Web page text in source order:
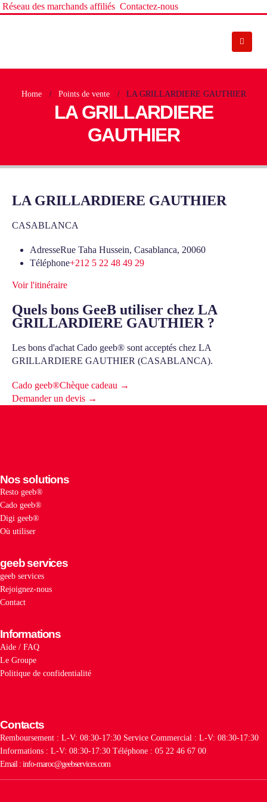
Réseau des marchands affiliés Contactez-nous
Home Points de vente LA GRILLARDIERE GAUTHIER
LA GRILLARDIERE
GAUTHIER
LA GRILLARDIERE GAUTHIER
CASABLANCA
AdresseRue Taha Hussein, Casablanca, 20060
Téléphone+212 5 22 48 49 29
Voir l'itinéraire
Quels bons GeeB utiliser chez LA
GRILLARDIERE GAUTHIER ?
Les bons d'achat Cado geeb® sont acceptés chez LA
GRILLARDIERE GAUTHIER (CASABLANCA).
Cado geeb®Chèque cadeau →
Demander un devis →
Nos solutions
Resto geeb®
Cado geeb®
Digi geeb®
Où utiliser
geeb services
geeb services
Rejoignez-nous
Contact
Informations
Aide / FAQ
Le Groupe
Politique de confidentialité
Contacts
Remboursement : L-V: 08:30-17:30 Service Commercial : L-V: 08:30-17:30
Informations : L-V: 08:30-17:30 Téléphone : 05 22 46 67 00
Email : info-maroc@geebservices.com